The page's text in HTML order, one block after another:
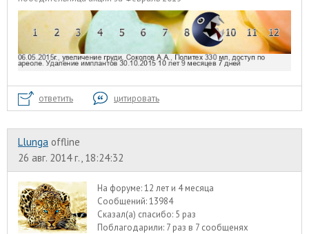
ответить цитировать
Llunga offline
26 авг. 2014 г., 18:24:32
На форуме:12 лет и 4 месяца
Сообщений:13984
Сказал(а) спасибо: 5 раз
Поблагодарили: 7 раз в 7 сообщенях